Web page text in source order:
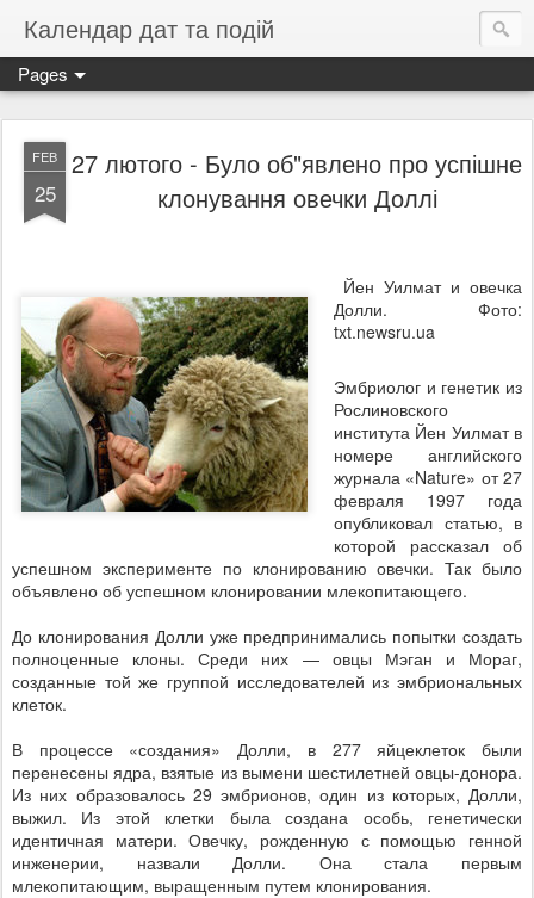
Календар дат та подій
Pages
FEB
25
27 лютого - Було об"явлено про успішне
клонування овечки Доллі
Йен Уилмат и овечка
Долли. Фото:
txt.newsru.ua
Эмбриолог и генетик из
Рослиновского
института Йен Уилмат в
номере английского
журнала «Nature» от 27
февраля 1997 года
опубликовал статью, в
которой рассказал об
успешном эксперименте по клонированию овечки. Так было
объявлено об успешном клонировании млекопитающего.
До клонирования Долли уже предпринимались попытки создать
полноценные клоны. Среди них — овцы Мэган и Мораг,
созданные той же группой исследователей из эмбриональных
клеток.
В процессе «создания» Долли, в 277 яйцеклеток были
перенесены ядра, взятые из вымени шестилетней овцы-донора.
Из них образовалось 29 эмбрионов, один из которых, Долли,
выжил. Из этой клетки была создана особь, генетически
идентичная матери. Овечку, рожденную с помощью генной
инженерии, назвали Долли. Она стала первым
млекопитающим, выращенным путем клонирования.